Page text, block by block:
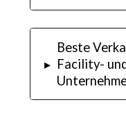
▸
Beste
Facility-